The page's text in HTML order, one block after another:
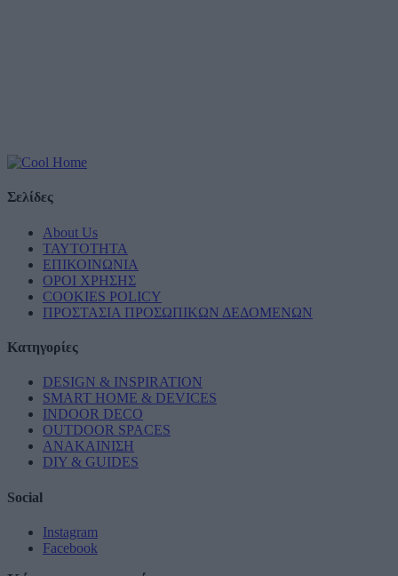
Σελίδες
About Us
ΤΑΥΤΟΤΗΤΑ
ΕΠΙΚΟΙΝΩΝΙΑ
ΟΡΟΙ ΧΡΗΣΗΣ
COOKIES POLICY
ΠΡΟΣΤΑΣΙΑ ΠΡΟΣΩΠΙΚΩΝ ΔΕΔΟΜΕΝΩΝ
Κατηγορίες
DESIGN & INSPIRATION
SMART HOME & DEVICES
INDOOR DECO
OUTDOOR SPACES
ΑΝΑΚΑΙΝΙΣΗ
DIY & GUIDES
Social
Instagram
Facebook